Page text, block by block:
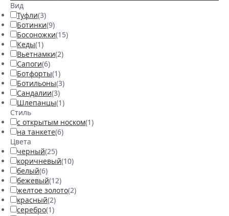
Вид
Туфли(3)
Ботинки(9)
Босоножки(15)
Кеды(1)
Вьетнамки(2)
Сапоги(6)
Ботфорты(1)
Ботильоны(3)
Сандалии(3)
Шлепанцы(1)
Стиль
с открытым носком(1)
на танкете(6)
Цвета
черный(25)
коричневый(10)
белый(6)
бежевый(12)
желтое золото(2)
красный(2)
серебро(1)